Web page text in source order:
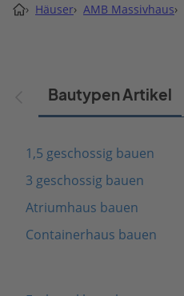
› Häuser› AMB Massivhaus›
Bautypen Artikel
1,5 geschossig bauen
3 geschossig bauen
Atriumhaus bauen
Containerhaus bauen